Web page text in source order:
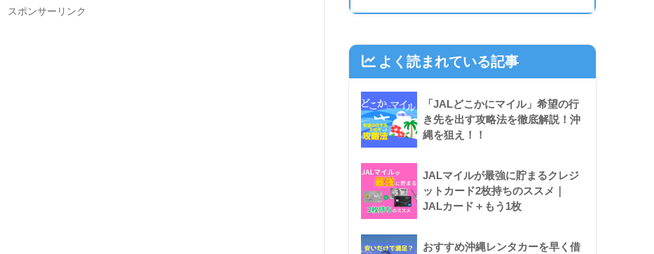
スポンサーリンク
よく読まれている記事
「JALどこかにマイル」希望の行
き先を出す攻略法を徹底解説！沖
縄を狙え！！
JALマイルが最強に貯まるクレジ
ットカード2枚持ちのススメ｜
JALカード＋もう1枚
おすすめ沖縄レンタカーを早く借